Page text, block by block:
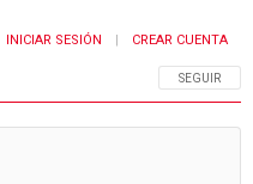
SIGA ESTA
SEGUIR
INICIAR SESIÓN CREAR CUENTA